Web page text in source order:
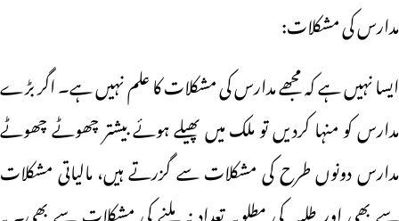
مدارس کی مشکلات:
ایسا نہیں ہے کہ مجھے مدارس کی مشکلات کا علم نہیں ہے۔ اگر بڑے
مدارس کو منہا کردیں تو ملک میں پھیلے ہوئے بیشتر چھوٹے چھوٹے
مدارس دونوں طرح کی مشکلات سے گزرتے ہیں، مالیاتی مشکلات
سے بھی اور طلبہ کی مطلوبہ تعداد نہ ملنے کی مشکلات سے بھی۔ یہ